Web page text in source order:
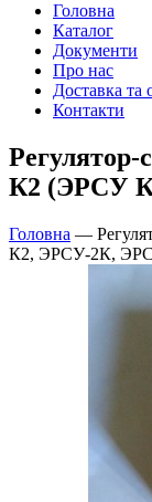
Головна
Каталог
Документи
Про нас
Доставка та
Контакти
К2 (ЭРСУ
Головна —
К2, ЭРСУ-2К,